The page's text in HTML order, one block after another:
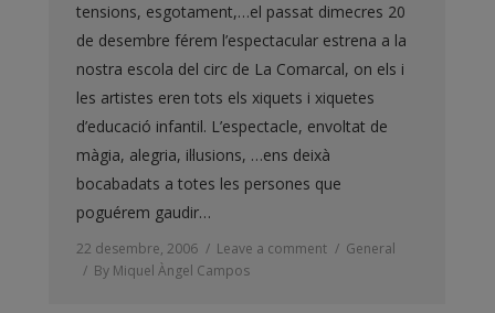
tensions, esgotament,…el passat dimecres 20
de desembre férem l’espectacular estrena a la
nostra escola del circ de La Comarcal, on els i
les artistes eren tots els xiquets i xiquetes
d’educació infantil. L’espectacle, envoltat de
màgia, alegria, il·lusions, …ens deixà
bocabadats a totes les persones que
poguérem gaudir…
22 desembre, 2006 Leave a comment
General
By Miquel Àngel Campos